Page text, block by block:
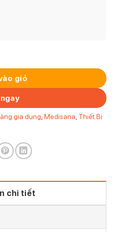
EMS Body Trainer số lượng
giỏ
gia dụng Medisana Thiết Bị
chi tiết